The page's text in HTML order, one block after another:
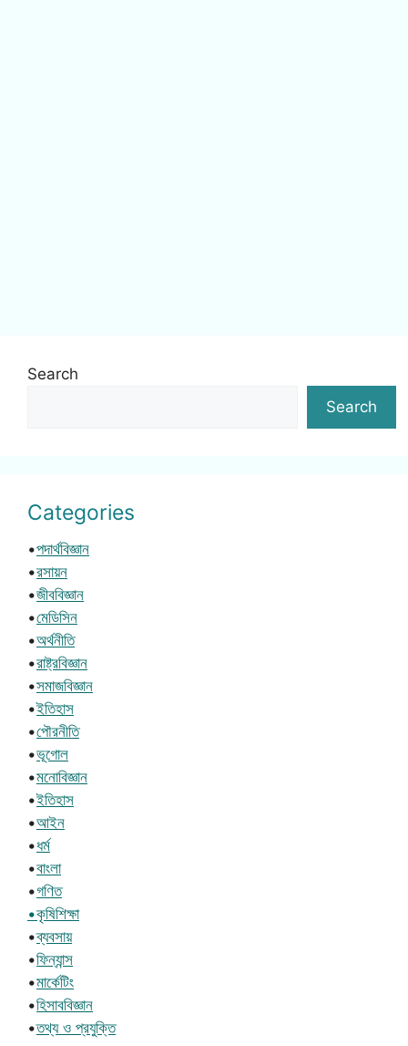
Search
Search
Categories
•পদার্থবিজ্ঞান
•রসায়ন
•জীববিজ্ঞান
•মেডিসিন
•অর্থনীতি
•রাষ্ট্রবিজ্ঞান
•সমাজবিজ্ঞান
•ইতিহাস
•পৌরনীতি
•ভূগোল
•মনোবিজ্ঞান
•ইতিহাস
•আইন
•ধর্ম
•বাংলা
•গণিত
•কৃষিশিক্ষা
•ব্যবসায়
•ফিন্যান্স
•মার্কেটিং
•হিসাববিজ্ঞান
•তথ্য ও প্রযুক্তি